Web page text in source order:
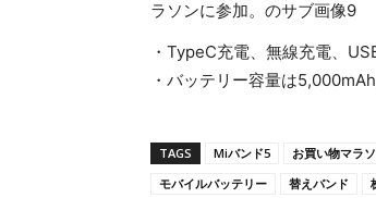
・TypeC充電、無線充電、
・バッテリー容量は
TAGS Miバンド5 お買い物マラ
モバイルバッテリー
替えバンド